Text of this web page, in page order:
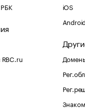
iOS